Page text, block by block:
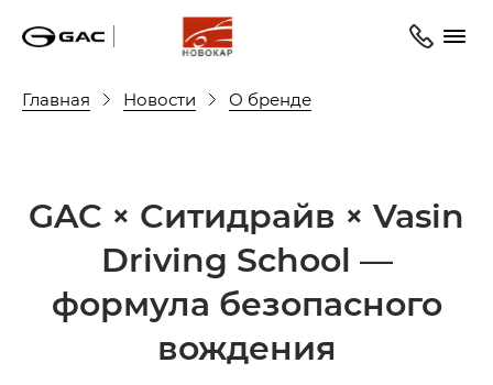
Главная Новости О бренде
GAC × Ситидрайв × Vasin
Driving School —
формула безопасного
вождения